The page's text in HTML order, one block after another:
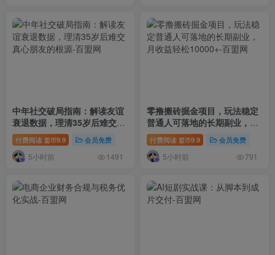
中年社交破局指南：解读友谊
衰退数据，理清35岁后难交真
心朋友的根源
付费阅读 盟币9.9 会员免费
5小时前 1491
零撸搬砖掘金项目，玩法稳定
普通人可落地的长期副业，月
收益轻松10000+
付费阅读 盟币9.9 会员免费
5小时前 791